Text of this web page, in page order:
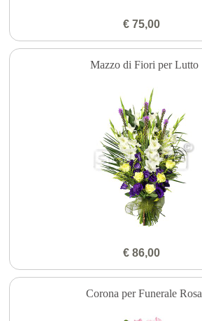
€ 75,00
Mazzo di Fiori per Lutto
€ 86,00
Corona per Funerale Rosa